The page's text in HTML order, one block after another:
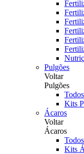
Pulgões
Voltar
Pulgões
Kits
Ácaros
Voltar
Ácaros
Kits